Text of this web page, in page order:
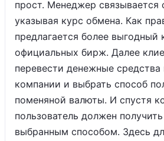
прост. Менеджер связывается
указывая курс обмена. Как
предлагается более выгодный
официальных бирж. Далее
перевести денежные средства
компании и выбрать способ
поменяной валюты. И спустя
пользователь должен
выбранным способом. Здесь